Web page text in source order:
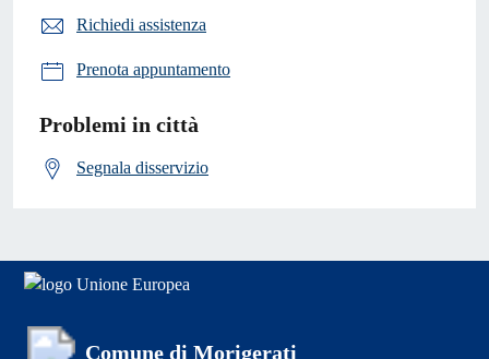
Richiedi assistenza
Prenota appuntamento
Problemi in città
Segnala disservizio
Comune di Morigerati